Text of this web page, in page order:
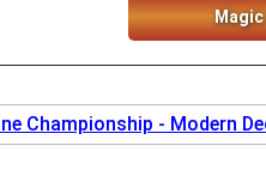
Championship - Modern